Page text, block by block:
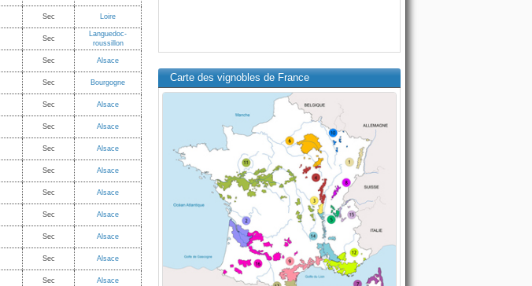
Sec Loire
Sec
Languedoc-
roussillon
Sec Alsace
Sec Bourgogne
Sec Alsace
Sec Alsace
Sec Alsace
Sec Alsace
Sec Alsace
Sec Alsace
Sec Alsace
Sec Alsace
Sec Alsace
Carte des vignobles de France